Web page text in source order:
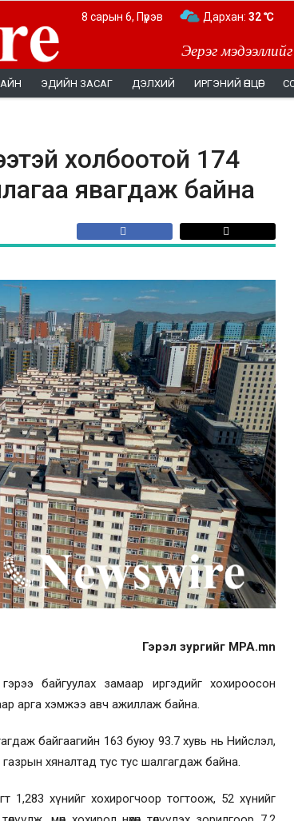
Эерэг
8 сарын 6, Пүрэв Дархан: 32 ℃
ЭДИЙН ЗАСАГ ДЭЛХИЙ ИРГЭНИЙ ӨНЦӨГ
холбоотой 174
явагдаж байна
Гэрэл зургийг MPA.mn
байгуулах замаар иргэдийг хохироосон
арга хэмжээ авч ажиллаж байна.
байгаагийн 163 буюу 93.7 хувь нь Нийслэл,
хяналтад тус тус шалгагдаж байна.
1,283 хүнийг хохирогчоор тогтоож, 52 хүнийг